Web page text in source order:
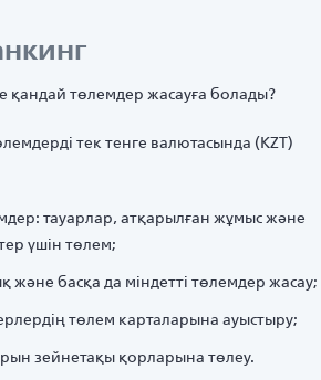
қандай төлемдер жасауға болады?
тек тенге валютасында (KZT)
тауарлар, атқарылған жұмыс және
үшін төлем;
және басқа да міндетті төлемдер жасау;
төлем карталарына ауыстыру;
зейнетақы қорларына төлеу.